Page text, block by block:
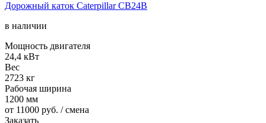
Дорожный каток Caterpillar CB24B
в наличии
Мощность двигателя
24,4 кВт
Вес
2723 кг
Рабочая ширина
1200 мм
от 11000 руб. / смена
Заказать